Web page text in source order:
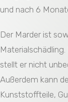
und nach 6
Der Marder ist
stellt er nicht
Außerdem kann
Kunststoffteile,